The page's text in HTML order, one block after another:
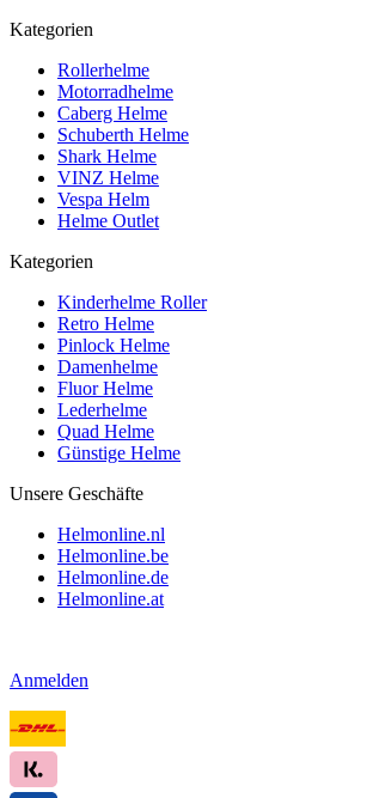
Kategorien
Rollerhelme
Motorradhelme
Caberg Helme
Schuberth Helme
Shark Helme
VINZ Helme
Vespa Helm
Helme Outlet
Kategorien
Kinderhelme Roller
Retro Helme
Pinlock Helme
Damenhelme
Fluor Helme
Lederhelme
Quad Helme
Günstige Helme
Unsere Geschäfte
Helmonline.nl
Helmonline.be
Helmonline.de
Helmonline.at
Anmelden